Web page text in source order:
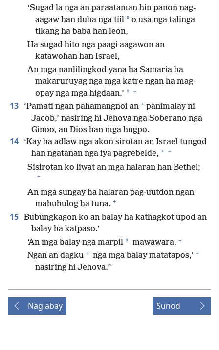
‘Sugad la nga an paraataman hin panon nag-
aagaw han duha nga tiil * o usa nga talinga
tikang ha baba han leon,
Ha sugad hito nga paagi aagawon an
katawohan han Israel,
An mga nanlilingkod yana ha Samaria ha
makaruruyag nga mga katre ngan ha mag-
opay nga mga higdaan.’ * +
13 ‘Pamati ngan pahamangnoi an * panimalay ni
Jacob,’ nasiring hi Jehova nga Soberano nga
Ginoo, an Dios han mga hugpo.
14
‘Kay ha adlaw nga akon sirotan an Israel tungod
han ngatanan nga iya pagrebelde, * +
Sisirotan ko liwat an mga halaran han Bethel;
+
An mga sungay ha halaran pag-uutdon ngan
mahuhulog ha tuna. +
15 Bubungkagon ko an balay ha kathagkot upod an
balay ha katpaso.’
‘An mga balay nga marpil * mawawara, +
Ngan an dagku * nga mga balay matatapos,’ +
nasiring hi Jehova.”
Naglabay Sunod